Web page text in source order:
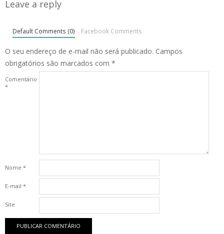
Leave a reply
Default Comments (0) Facebook Comments
O seu endereço de e-mail não será publicado. Campos
obrigatórios são marcados com *
Comentário
*
Nome *
E-mail *
Site